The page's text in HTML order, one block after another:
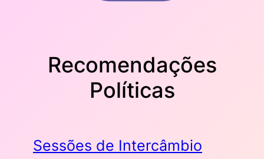
Recomendações
Políticas
Sessões de Intercâmbio